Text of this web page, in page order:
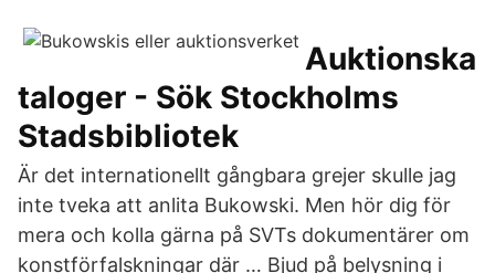
Auktionska
taloger - Sök Stockholms
Stadsbibliotek
Är det internationellt gångbara grejer skulle jag
inte tveka att anlita Bukowski. Men hör dig för
mera och kolla gärna på SVTs dokumentärer om
konstförfalskningar där … Bjud på belysning i